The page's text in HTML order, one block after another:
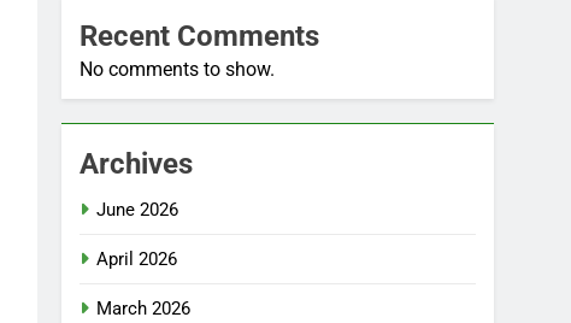
Recent Comments
No comments to show.
Archives
June 2026
April 2026
March 2026